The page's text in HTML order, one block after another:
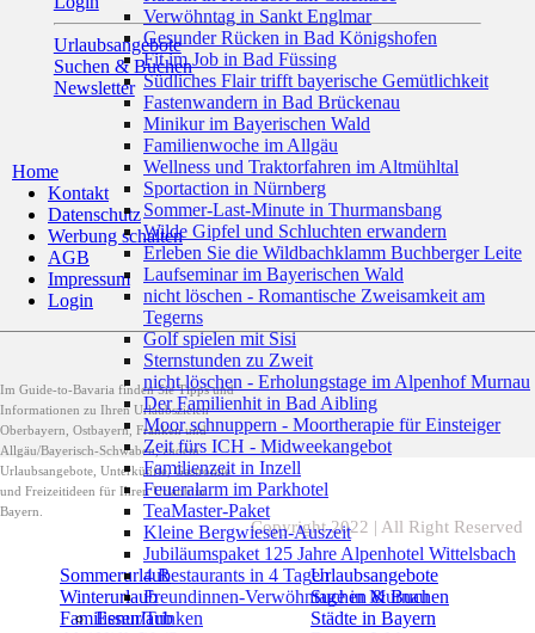
Urlaubsangebote
Suchen & Buchen
Newsletter
Home
Kontakt
Datenschutz
Werbung schalten
AGB
Impressum
Login
Im Guide-to-Bavaria finden Sie Tipps und
Informationen zu Ihren Urlaubszielen
Oberbayern, Ostbayern, Franken und
Allgäu/Bayerisch-Schwaben, zudem
Urlaubsangebote, Unterkünfte, Gastromie
und Freizeitideen für Ihren Urlaub in
Bayern.
Sommerurlaub
Winterurlaub
Familienurlaub
Urlaubsangebote
Suchen & Buchen
Städte in Bayern
Copyright 2022 | All Right Reserved
Verwöhntag in Sankt Englmar
Gesunder Rücken in Bad Königshofen
Fit im Job in Bad Füssing
Südliches Flair trifft bayerische Gemütlichkeit
Fastenwandern in Bad Brückenau
Minikur im Bayerischen Wald
Familienwoche im Allgäu
Wellness und Traktorfahren im Altmühltal
Sportaction in Nürnberg
Sommer-Last-Minute in Thurmansbang
Wilde Gipfel und Schluchten erwandern
Erleben Sie die Wildbachklamm Buchberger Leite
Laufseminar im Bayerischen Wald
nicht löschen - Romantische Zweisamkeit am
Tegerns
Golf spielen mit Sisi
Sternstunden zu Zweit
nicht löschen - Erholungstage im Alpenhof Murnau
Der Familienhit in Bad Aibling
Moor schnuppern - Moortherapie für Einsteiger
Zeit fürs ICH - Midweekangebot
Familienzeit in Inzell
Feueralarm im Parkhotel
TeaMaster-Paket
Kleine Bergwiesen-Auszeit
Jubiläumspaket 125 Jahre Alpenhotel Wittelsbach
4 Restaurants in 4 Tagen
Freundinnen-Verwöhntage in Murnau
Essen/Trinken